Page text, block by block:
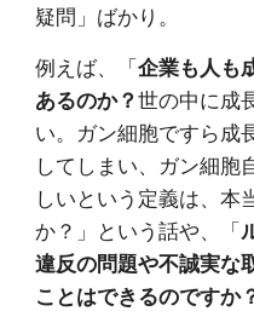
疑問」ばかり。
例えば、「企業も人も
あるのか？世の中に成
い。ガン細胞ですら成
してしまい、ガン細胞
しいという定義は、本
か？」という話や、「
違反の問題や不誠実な
ことはできるのですか